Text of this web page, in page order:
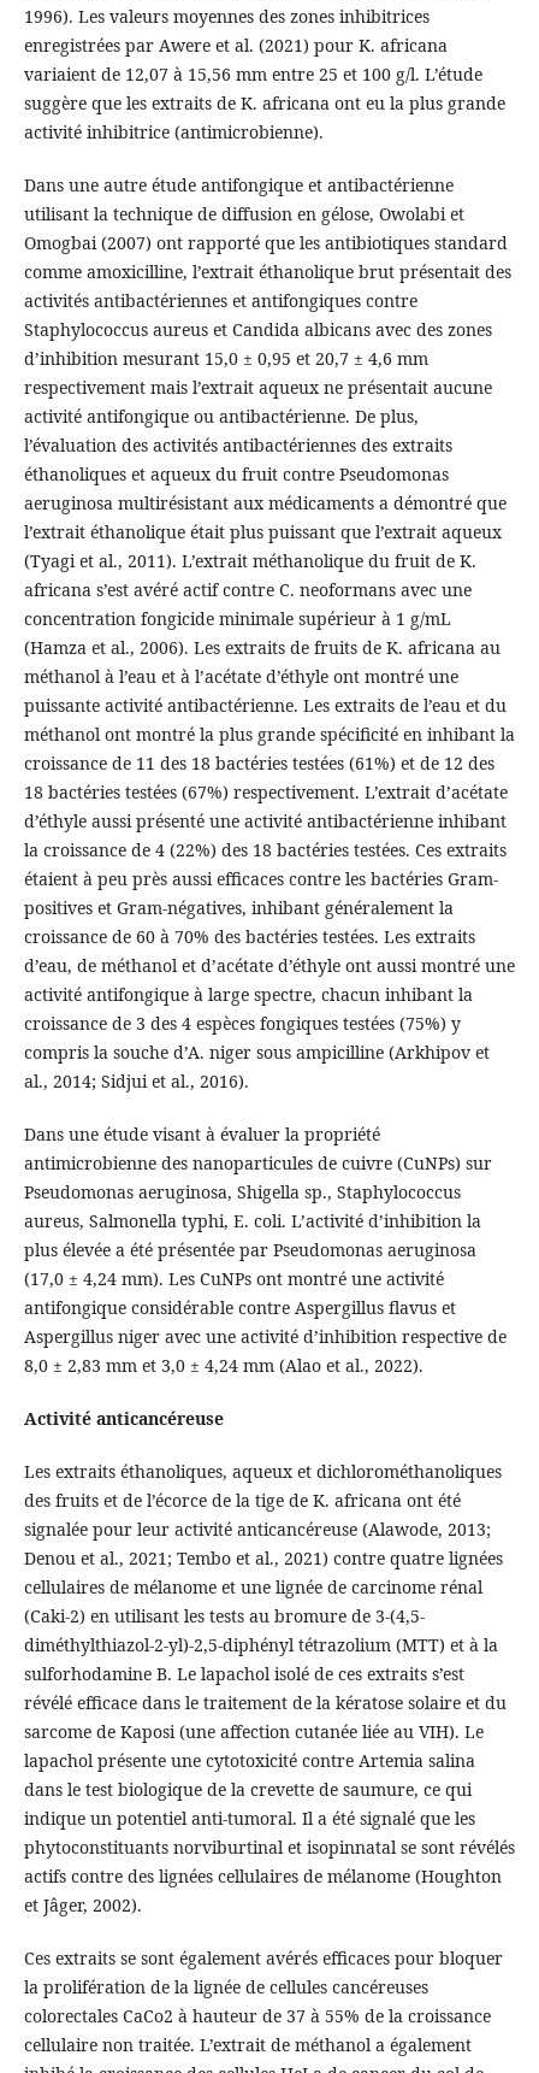
1996). Les valeurs moyennes des zones inhibitrices
enregistrées par Awere et al. (2021) pour K. africana
variaient de 12,07 à 15,56 mm entre 25 et 100 g/l. L’étude
suggère que les extraits de K. africana ont eu la plus grande
activité inhibitrice (antimicrobienne).
Dans une autre étude antifongique et antibactérienne
utilisant la technique de diffusion en gélose, Owolabi et
Omogbai (2007) ont rapporté que les antibiotiques standard
comme amoxicilline, l’extrait éthanolique brut présentait des
activités antibactériennes et antifongiques contre
Staphylococcus aureus et Candida albicans avec des zones
d’inhibition mesurant 15,0 ± 0,95 et 20,7 ± 4,6 mm
respectivement mais l’extrait aqueux ne présentait aucune
activité antifongique ou antibactérienne. De plus,
l’évaluation des activités antibactériennes des extraits
éthanoliques et aqueux du fruit contre Pseudomonas
aeruginosa multirésistant aux médicaments a démontré que
l’extrait éthanolique était plus puissant que l’extrait aqueux
(Tyagi et al., 2011). L’extrait méthanolique du fruit de K.
africana s’est avéré actif contre C. neoformans avec une
concentration fongicide minimale supérieur à 1 g/mL
(Hamza et al., 2006). Les extraits de fruits de K. africana au
méthanol à l’eau et à l’acétate d’éthyle ont montré une
puissante activité antibactérienne. Les extraits de l’eau et du
méthanol ont montré la plus grande spécificité en inhibant la
croissance de 11 des 18 bactéries testées (61%) et de 12 des
18 bactéries testées (67%) respectivement. L’extrait d’acétate
d’éthyle aussi présenté une activité antibactérienne inhibant
la croissance de 4 (22%) des 18 bactéries testées. Ces extraits
étaient à peu près aussi efficaces contre les bactéries Gram-
positives et Gram-négatives, inhibant généralement la
croissance de 60 à 70% des bactéries testées. Les extraits
d’eau, de méthanol et d’acétate d’éthyle ont aussi montré une
activité antifongique à large spectre, chacun inhibant la
croissance de 3 des 4 espèces fongiques testées (75%) y
compris la souche d’A. niger sous ampicilline (Arkhipov et
al., 2014; Sidjui et al., 2016).
Dans une étude visant à évaluer la propriété
antimicrobienne des nanoparticules de cuivre (CuNPs) sur
Pseudomonas aeruginosa, Shigella sp., Staphylococcus
aureus, Salmonella typhi, E. coli. L’activité d’inhibition la
plus élevée a été présentée par Pseudomonas aeruginosa
(17,0 ± 4,24 mm). Les CuNPs ont montré une activité
antifongique considérable contre Aspergillus flavus et
Aspergillus niger avec une activité d’inhibition respective de
8,0 ± 2,83 mm et 3,0 ± 4,24 mm (Alao et al., 2022).
Activité anticancéreuse
Les extraits éthanoliques, aqueux et dichlorométhanoliques
des fruits et de l’écorce de la tige de K. africana ont été
signalée pour leur activité anticancéreuse (Alawode, 2013;
Denou et al., 2021; Tembo et al., 2021) contre quatre lignées
cellulaires de mélanome et une lignée de carcinome rénal
(Caki-2) en utilisant les tests au bromure de 3-(4,5-
diméthylthiazol-2-yl)-2,5-diphényl tétrazolium (MTT) et à la
sulforhodamine B. Le lapachol isolé de ces extraits s’est
révélé efficace dans le traitement de la kératose solaire et du
sarcome de Kaposi (une affection cutanée liée au VIH). Le
lapachol présente une cytotoxicité contre Artemia salina
dans le test biologique de la crevette de saumure, ce qui
indique un potentiel anti-tumoral. Il a été signalé que les
phytoconstituants norviburtinal et isopinnatal se sont révélés
actifs contre des lignées cellulaires de mélanome (Houghton
et Jâger, 2002).
Ces extraits se sont également avérés efficaces pour bloquer
la prolifération de la lignée de cellules cancéreuses
colorectales CaCo2 à hauteur de 37 à 55% de la croissance
cellulaire non traitée. L’extrait de méthanol a également